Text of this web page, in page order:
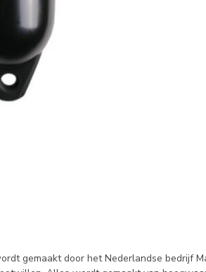
gemaakt door het Nederlandse bedrijf